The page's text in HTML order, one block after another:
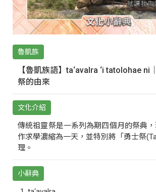
魯凱族
【魯凱族語】ta‘avalra ‘i tatolohae ni
祭的由來
文化介紹
傳統祖靈祭是一系列為期四個月的祭典
作求學濃縮為一天，並特別將「勇士祭
理。
小辭典